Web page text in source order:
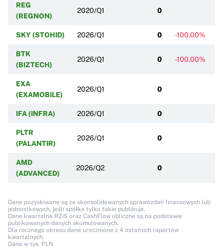
REG
(REGNON)
2020/Q1 0
SKY (STOHID) 2026/Q1 0 -100,00%
BTK
(BIZTECH)
2026/Q1 0 -100,00%
EXA
(EXAMOBILE)
2026/Q1 0
IFA (INFRA) 2026/Q1 0
PLTR
(PALANTIR)
2026/Q1 0
AMD
(ADVANCED)
2026/Q2 0
Dane pozyskiwane są ze skonsolidowanych sprawozdań finansowych lub
jednostkowych, jeśli spółka tylko takie publikuje.
Dane kwartalne RZiS oraz CashFlow obliczne są na podstawie
publikowanych danych skumulowanych.
Dla rocznego okresu dane urocznione z 4 ostatnich raportów
kwartalnych.
Dane w tys. PLN